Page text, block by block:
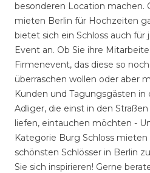
besonderen Location machen.
mieten Berlin für Hochzeiten
bietet sich ein Schloss auch für
Event an. Ob Sie ihre
Firmenevent, das diese so
überraschen wollen oder aber
Kunden und Tagungsgästen
Adliger, die einst in den
liefen, eintauchen möchten -
Kategorie Burg Schloss
schönsten Schlösser in Berlin
Sie sich inspirieren! Gerne